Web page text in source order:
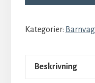
Kategorier:
Beskrivning